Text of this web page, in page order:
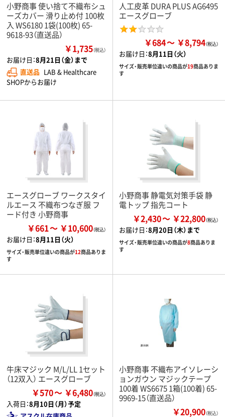
小野商事 使い捨て不織布シュ
ーズカバー 滑り止め付 100枚
入 WS6180 1袋(100枚) 65-
9618-93（直送品）
￥1,735（税込）
お届け日：8月21日（金）まで
直送品 LAB & Healthcare
SHOPからお届け
人工皮革 DURA PLUS AG6495
エースグローブ
￥684 ￥8,794
お届け日：8月11日（火）
サイズ・販売単位違いの商品が19商品ありま
す
エースグローブ ワークスタイ
ルエース 不織布つなぎ服 フ
ード付き 小野商事
￥661 ￥10,600
お届け日：8月11日（火）
サイズ・販売単位違いの商品が12商品ありま
す
小野商事 静電気対策手袋 静
電トップ 指先コート
￥2,430 ￥22,800
お届け日：8月20日（木）まで
サイズ・販売単位違いの商品が8商品ありま
す
牛床マジック M/L/LL 1セット
（12双入） エースグローブ
￥570 ￥6,480
入荷日：8月10日（月）予定
小野商事 不織布アイソレーシ
ョンガウン マジックテープ
100着 WS6675 1箱(100着) 65-
9969-15（直送品）
￥20,900（税込）